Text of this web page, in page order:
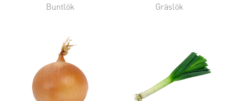
Buntlök Gräslök